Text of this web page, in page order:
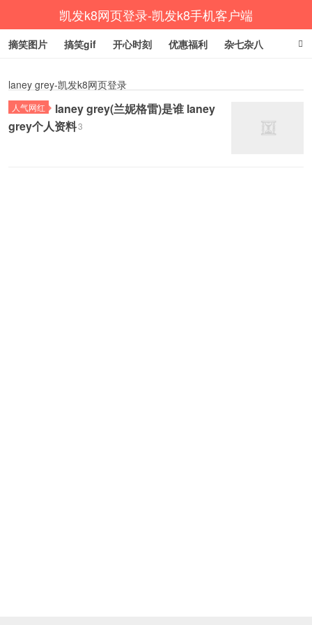
凯发k8网页登录-凯发k8手机客户端
摘笑图片 搞笑gif 开心时刻 优惠福利 杂七杂八
laney grey-凯发k8网页登录
人气网红
laney grey(兰妮格雷)是谁 laney
grey个人资料3